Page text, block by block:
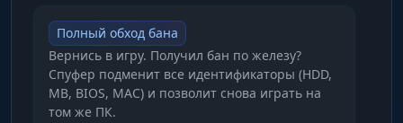
Полный обход бана
Вернись в игру. Получил бан по железу?
Спуфер подменит все идентификаторы (HDD,
MB, BIOS, MAC) и позволит снова играть на
том же ПК.